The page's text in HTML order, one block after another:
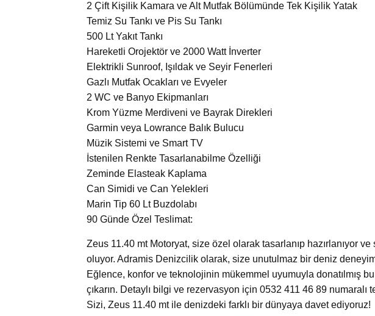
2 Çift Kişilik Kamara ve Alt Mutfak Bölümünde Tek Kişilik Yatak
Temiz Su Tankı ve Pis Su Tankı
500 Lt Yakıt Tankı
Hareketli Orojektör ve 2000 Watt İnverter
Elektrikli Sunroof, Işıldak ve Seyir Fenerleri
Gazlı Mutfak Ocakları ve Evyeler
2 WC ve Banyo Ekipmanları
Krom Yüzme Merdiveni ve Bayrak Direkleri
Garmin veya Lowrance Balık Bulucu
Müzik Sistemi ve Smart TV
İstenilen Renkte Tasarlanabilme Özelliği
Zeminde Elasteak Kaplama
Can Simidi ve Can Yelekleri
Marin Tip 60 Lt Buzdolabı
90 Günde Özel Teslimat:
Zeus 11.40 mt Motoryat, size özel olarak tasarlanıp hazırlanıyor
oluyor. Adramis Denizcilik olarak, size unutulmaz bir deniz
Eğlence, konfor ve teknolojinin mükemmel uyumuyla donatılmış
çıkarın. Detaylı bilgi ve rezervasyon için 0532 411 46 89
Sizi, Zeus 11.40 mt ile denizdeki farklı bir dünyaya davet ediyoruz!